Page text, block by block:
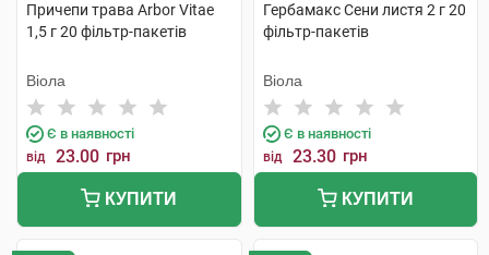
Причепи трава Arbor Vitae
1,5 г 20 фільтр-пакетів
Віола
Є в наявності
від 23.00 грн
КУПИТИ
Гербамакс Сени листя 2 г 20
фільтр-пакетів
Віола
Є в наявності
від 23.30 грн
КУПИТИ